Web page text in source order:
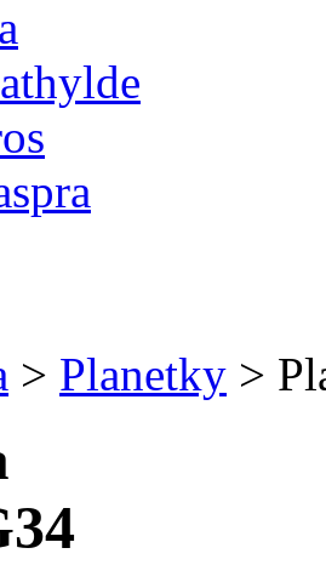
> Planetky >